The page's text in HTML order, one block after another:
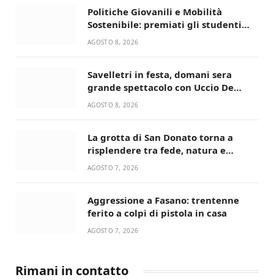
Politiche Giovanili e Mobilità
Sostenibile: premiati gli studenti
universitari del bando “La strada
AGOSTO 8, 2026
Savelletri in festa, domani sera
grande spettacolo con Uccio De
Santis
AGOSTO 8, 2026
La grotta di San Donato torna a
risplendere tra fede, natura e
devozione
AGOSTO 7, 2026
Aggressione a Fasano: trentenne
ferito a colpi di pistola in casa
AGOSTO 7, 2026
Rimani in contatto